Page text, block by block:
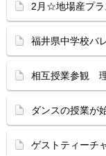
2月☆地場産プラ
福井県中学校バ
相互授業参観 理
ダンスの授業が
ゲストティーチ